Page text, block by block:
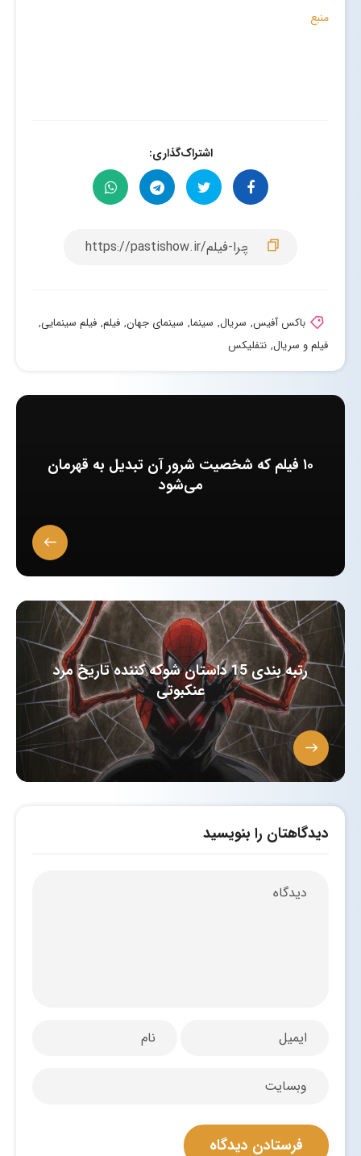
منبع
اشتراک‌گذاری:
باکس آفیس, سریال, سینما, سینمای جهان, فیلم, فیلم سینمایی,
فیلم و سریال, نتفلیکس
۱۰ فیلم که شخصیت‌ شرور آن تبدیل به قهرمان
می‌شود
رتبه بندی 15 داستان شوکه کننده تاریخ مرد
عنکبوتی
دیدگاهتان را بنویسید